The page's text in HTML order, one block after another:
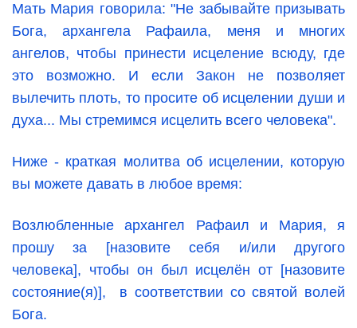
Мать Мария говорила: "Не забывайте призывать
Бога, архангела Рафаила, меня и многих
ангелов, чтобы принести исцеление всюду, где
это возможно. И если Закон не позволяет
вылечить плоть, то просите об исцелении души и
духа... Мы стремимся исцелить всего человека".
Ниже - краткая молитва об исцелении, которую
вы можете давать в любое время:
Возлюбленные архангел Рафаил и Мария, я
прошу за [назовите себя и/или другого
человека], чтобы он был исцелён от [назовите
состояние(я)], в соответствии со святой волей
Бога.